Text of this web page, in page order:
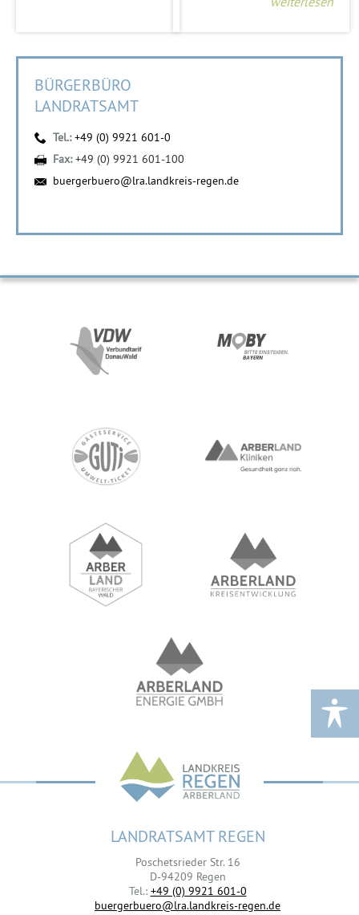
BÜRGERBÜRO
LANDRATSAMT
Tel.:+49 (0) 9921 601-0
Fax:+49 (0) 9921 601-100
buergerbuero@lra.landkreis-regen.de
LANDRATSAMT REGEN
Poschetsrieder Str. 16
D-94209 Regen
Tel.: +49 (0) 9921 601-0
buergerbuero@lra.landkreis-regen.de